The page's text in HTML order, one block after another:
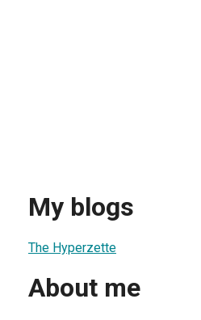
My blogs
The Hyperzette
About me